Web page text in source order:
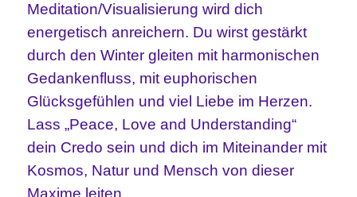
Meditation/Visualisierung wird dich
energetisch anreichern. Du wirst gestärkt
durch den Winter gleiten mit harmonischen
Gedankenfluss, mit euphorischen
Glücksgefühlen und viel Liebe im Herzen.
Lass „Peace, Love and Understanding“
dein Credo sein und dich im Miteinander mit
Kosmos, Natur und Mensch von dieser
Maxime leiten.